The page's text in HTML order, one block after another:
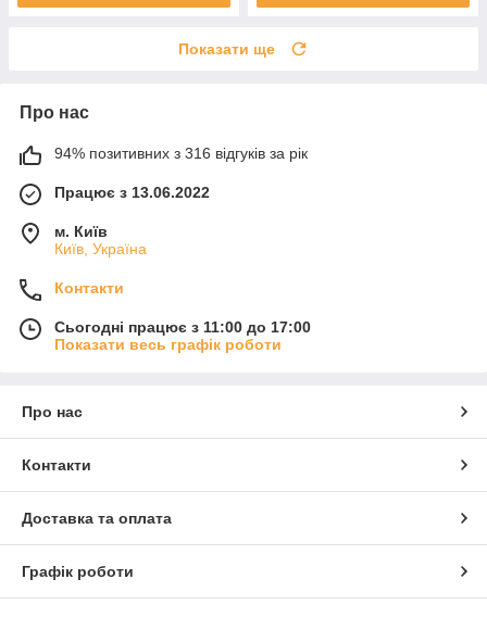
Показати ще
Про нас
94% позитивних з 316 відгуків за рік
Працює з 13.06.2022
м. Київ
Київ, Україна
Контакти
Сьогодні працює з 11:00 до 17:00
Показати весь графік роботи
Про нас
Контакти
Доставка та оплата
Графік роботи